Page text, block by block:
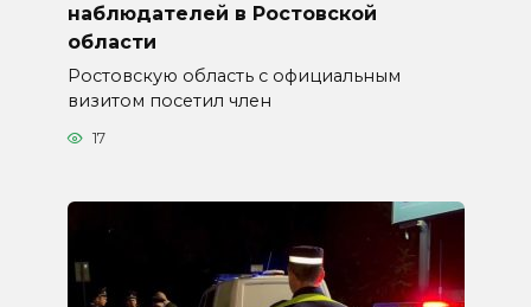
наблюдателей в Ростовской
области
Ростовскую область с официальным
визитом посетил член
17